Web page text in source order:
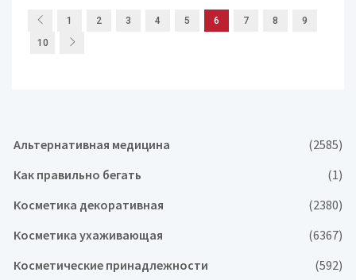
1 2 3 4 5 6 7 8
9
10
Альтернативная медицина
(2585)
Как правильно бегать
(1)
Косметика декоративная
(2380)
Косметика ухаживающая
(6367)
Косметические принадлежности
(592)